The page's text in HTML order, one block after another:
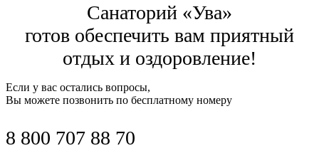
Санаторий «Ува»
готов обеспечить вам приятный
отдых и оздоровление!
Если у вас остались вопросы,
Вы можете позвонить по бесплатному номеру
8 800 707 88 70